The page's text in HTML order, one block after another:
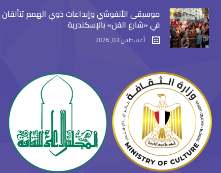
موسيقى الأنفوشي وإبداعات ذوي الهمم تتألقان
في «شارع الفن» بالإسكندرية
أغسطس 03, 2026